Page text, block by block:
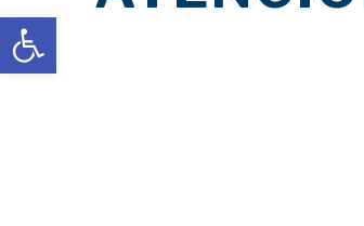
Abrir barra de herramientas